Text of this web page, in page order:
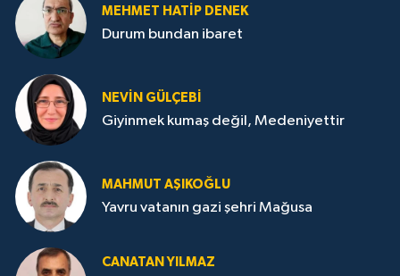
MEHMET HATİP DENEK
Durum bundan ibaret
NEVİN GÜLÇEBİ
Giyinmek kumaş değil, Medeniyettir
MAHMUT AŞIKOĞLU
Yavru vatanın gazi şehri Mağusa
CANATAN YILMAZ